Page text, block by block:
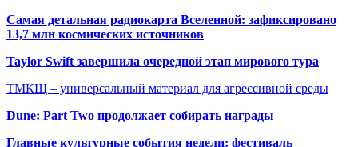
Самая детальная радиокарта Вселенной: зафиксировано
13,7 млн космических источников
Taylor Swift завершила очередной этап мирового тура
ТМКЩ – универсальный материал для агрессивной среды
Dune: Part Two продолжает собирать награды
Главные культурные события недели: фестиваль